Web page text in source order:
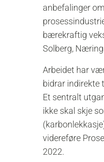
anbefalinger
bærekraftig
Solberg,
Arbeidet har
bidrar indirekte
Et sentralt
ikke skal skje
videreføre
2022.